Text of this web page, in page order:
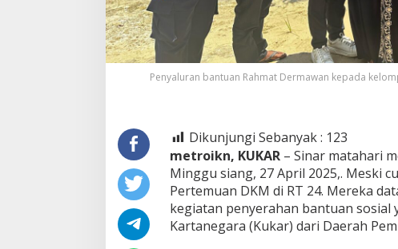
Penyaluran bantuan Rahmat Dermawan kepada
Dikunjungi Sebanyak : 123
metroikn, KUKAR – Sinar matahari
Minggu siang, 27 April 2025,. Meski
Pertemuan DKM di RT 24. Mereka
kegiatan penyerahan bantuan sosial
Kartanegara (Kukar) dari Daerah